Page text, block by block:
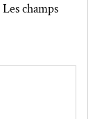
Les champs